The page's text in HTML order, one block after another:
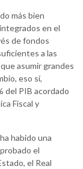
más bien
en el
de fondos
a las
asumir grandes
eso sí,
del PIB acordado
Fiscal y
habido una
el
el Real